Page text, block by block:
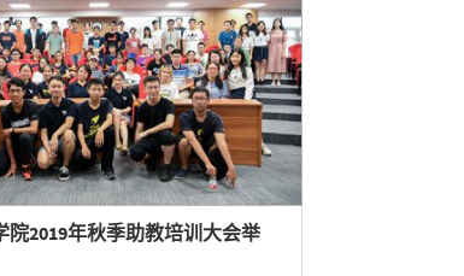
院2019年秋季助教培训大会举